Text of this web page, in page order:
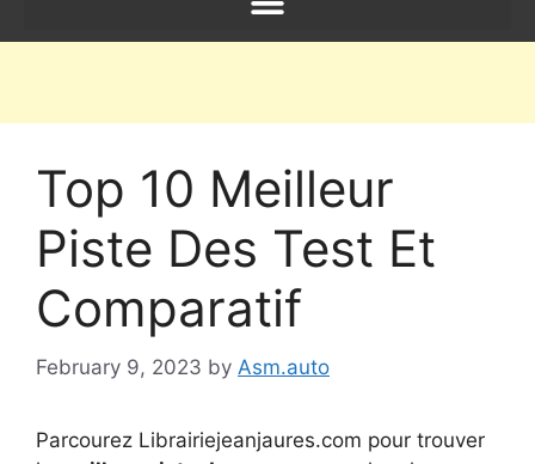
Top 10 Meilleur
Piste Des Test Et
Comparatif
February 9, 2023 by Asm.auto
Parcourez Librairiejeanjaures.com pour trouver